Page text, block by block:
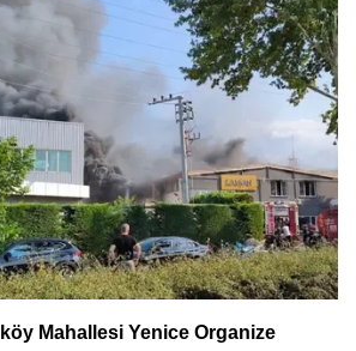
Mahallesi Yenice Organize